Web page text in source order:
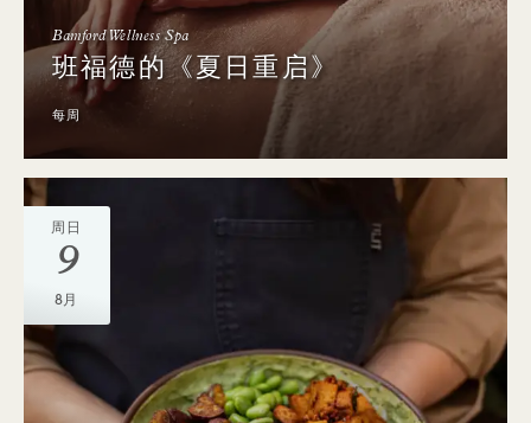
Bamford Wellness Spa
班福德的《夏日重启》
每周
周日
9
8月